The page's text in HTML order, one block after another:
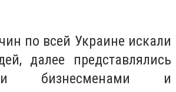
по всей Украине искали
далее представлялись
бизнесменами и